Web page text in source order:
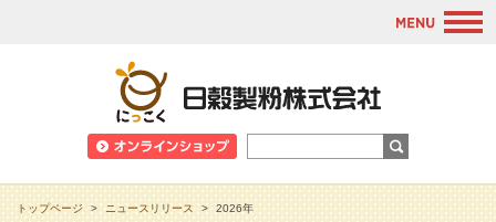
トップページ > ニュースリリース > 2026年